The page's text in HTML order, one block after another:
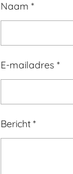
Naam *
E-mailadres *
Bericht *